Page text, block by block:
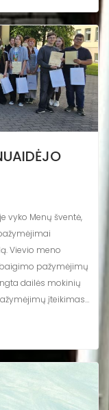
Menų šventė,
Vievio meno
pažymėjimų
dailės mokinių
įteikimas…